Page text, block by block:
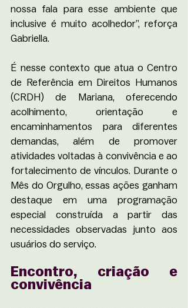
nossa fala para esse ambiente que
inclusive é muito acolhedor”, reforça
Gabriella.
É nesse contexto que atua o Centro
de Referência em Direitos Humanos
(CRDH) de Mariana, oferecendo
acolhimento, orientação e
encaminhamentos para diferentes
demandas, além de promover
atividades voltadas à convivência e ao
fortalecimento de vínculos. Durante o
Mês do Orgulho, essas ações ganham
destaque em uma programação
especial construída a partir das
necessidades observadas junto aos
usuários do serviço.
Encontro, criação e
convivência